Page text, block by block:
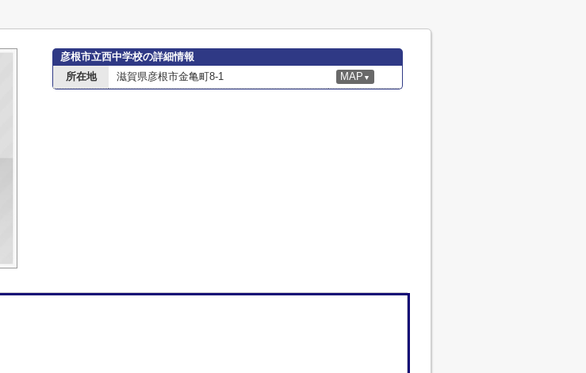
彦根市立西中学校の詳細情報
所在地
滋賀県彦根市金亀町8-1 MAP ▼